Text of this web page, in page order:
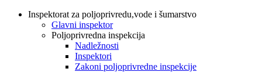
Inspektorat za poljoprivredu,vode i šumarstvo
Glavni inspektor
Poljoprivredna inspekcija
Nadležnosti
Inspektori
Zakoni poljoprivredne inspekcije